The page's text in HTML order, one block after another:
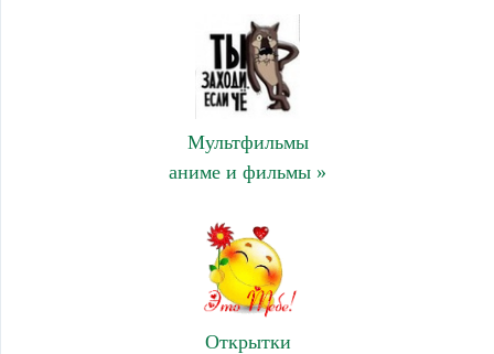
Мультфильмы
аниме и фильмы »
Открытки